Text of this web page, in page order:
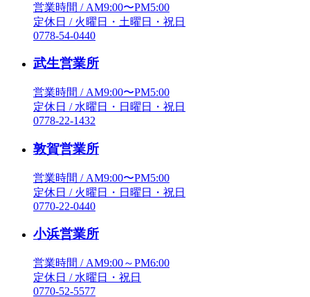
営業時間 / AM9:00〜PM5:00
定休日 / 火曜日・土曜日・祝日
0778-54-0440
武生営業所
営業時間 / AM9:00〜PM5:00
定休日 / 水曜日・日曜日・祝日
0778-22-1432
敦賀営業所
営業時間 / AM9:00〜PM5:00
定休日 / 火曜日・日曜日・祝日
0770-22-0440
小浜営業所
営業時間 / AM9:00～PM6:00
定休日 / 水曜日・祝日
0770-52-5577